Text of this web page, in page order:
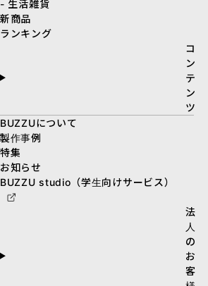
- 生活雑貨
新商品
ランキング
コ
ン
テ
ン
ツ
BUZZUについて
製作事例
特集
お知らせ
BUZZU studio（学生向けサービス）
法
人
の
お
客